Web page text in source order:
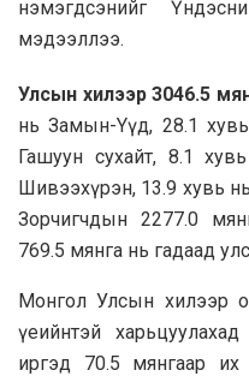
нэмэгдсэнийг
мэдээллээ.
Улсын хилээр 3046.5
нь Замын-Yүд, 28.1
Гашуун сухайт, 8.1
Шивээхүрэн, 13.9 хувь
Зорчигчдын 2277.0
769.5 мянга нь гадаад
Монгол Улсын хилээр
үеийнтэй
иргэд 70.5 мянгаар